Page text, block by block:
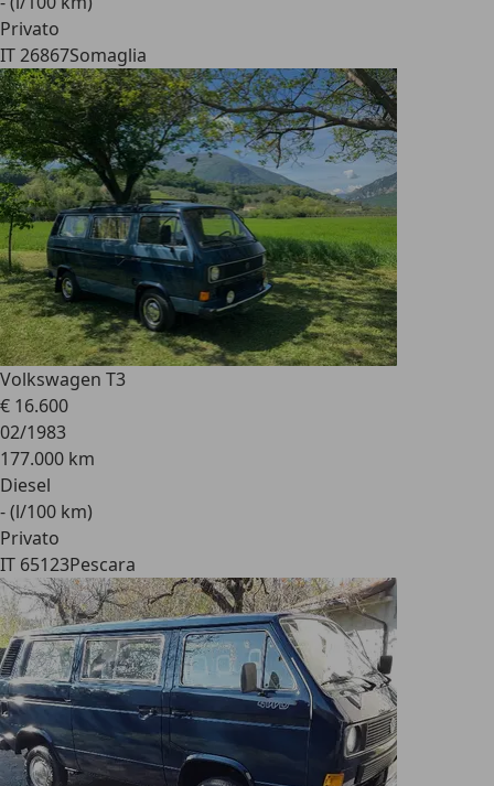
Privato
IT 26867Somaglia
Volkswagen T3
€ 16.600
02/1983
177.000 km
Diesel
- (l/100 km)
Privato
IT 65123Pescara